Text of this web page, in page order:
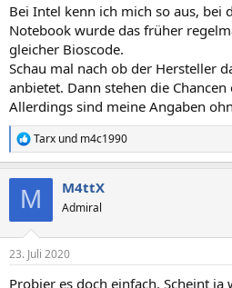
:
Bei Intel kenn ich mich so aus, bei
Notebook wurde das früher
gleicher Bioscode.
Schau mal nach ob der Hersteller
anbietet. Dann stehen die
Allerdings sind meine Angaben
R
e
e
Tarx und m4c1990
M M4ttX
Admiral
23. Juli 2020
Probier es doch einfach. Scheint ja